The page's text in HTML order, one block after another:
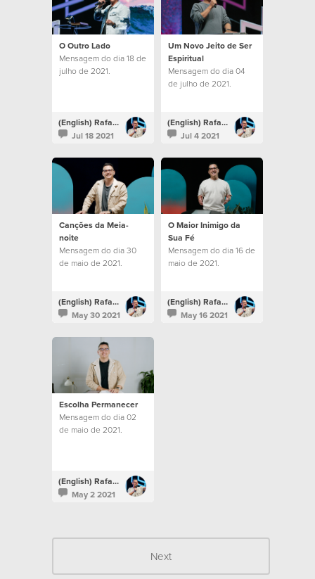
O Outro Lado
Mensagem do dia 18 de
julho de 2021.
(English) Rafael Bitencourt
Jul 18 2021
Um Novo Jeito de Ser
Espiritual
Mensagem do dia 04
de julho de 2021.
(English) Rafael Bitencourt
Jul 4 2021
Canções da Meia-
noite
Mensagem do dia 30
de maio de 2021.
(English) Rafael Bitencourt
May 30 2021
O Maior Inimigo da
Sua Fé
Mensagem do dia 16 de
maio de 2021.
(English) Rafael Bitencourt
May 16 2021
Escolha Permanecer
Mensagem do dia 02
de maio de 2021.
(English) Rafael Bitencourt
May 2 2021
Next